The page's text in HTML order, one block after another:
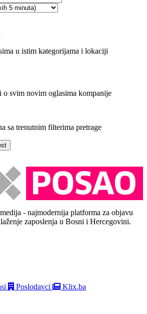
u istim kategorijama i lokaciji
o svim novim oglasima kompanije
sa trenutnim filterima pretrage
- najmodernija platforma za objavu
zaposlenja u Bosni i Hercegovini.
Poslodavci Klix.ba